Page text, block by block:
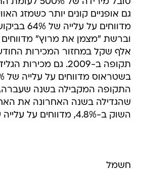
גם אופניים קונים יותר כשמזג
מדווחים על
אלף שקל במחזור המכירות
תקופה ב-2009. גם
התקופה המקבילה בשנה שעברה,
שהגדילה בשנה האחרונה את
השוק ב-4.8%, מדווחים על עלייה של 92%
חשמל